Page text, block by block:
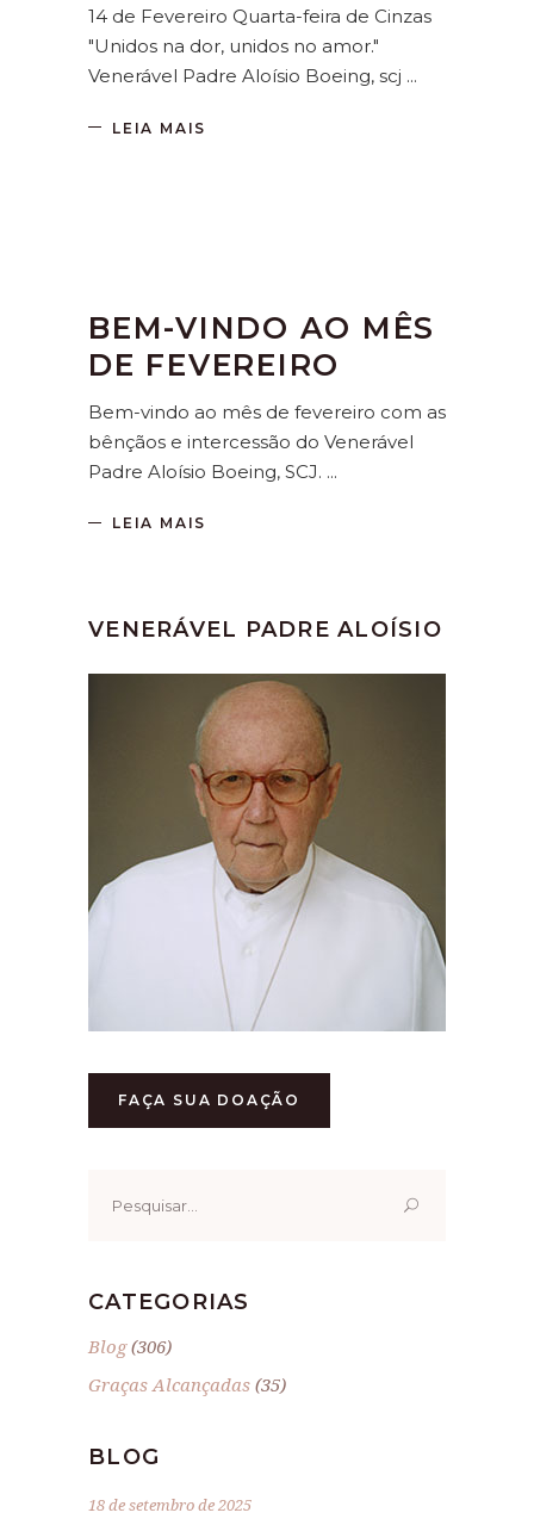
14 de Fevereiro Quarta-feira de Cinzas
"Unidos na dor, unidos no amor."
Venerável Padre Aloísio Boeing, scj
LEIA MAIS
BEM-VINDO AO MÊS
DE FEVEREIRO
Bem-vindo ao mês de fevereiro com as
bênçãos e intercessão do Venerável
Padre Aloísio Boeing, SCJ.
LEIA MAIS
VENERÁVEL PADRE ALOÍSIO
FAÇA SUA DOAÇÃO
por:
CATEGORIAS
Blog(306)
Graças Alcançadas (35)
BLOG
18 de setembro de 2025